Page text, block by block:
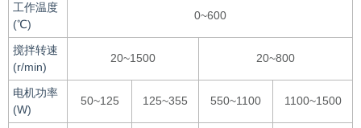
工作温度
(℃)
0~600
搅拌转速
(r/min)
20~1500 20~800
电机功率
(W)
50~125 125~355 550~1100 1100~1500